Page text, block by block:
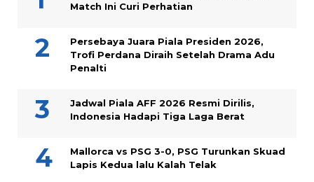
Match Ini Curi Perhatian
Persebaya Juara Piala Presiden 2026,
Trofi Perdana Diraih Setelah Drama Adu
Penalti
Jadwal Piala AFF 2026 Resmi Dirilis,
Indonesia Hadapi Tiga Laga Berat
Mallorca vs PSG 3-0, PSG Turunkan Skuad
Lapis Kedua lalu Kalah Telak